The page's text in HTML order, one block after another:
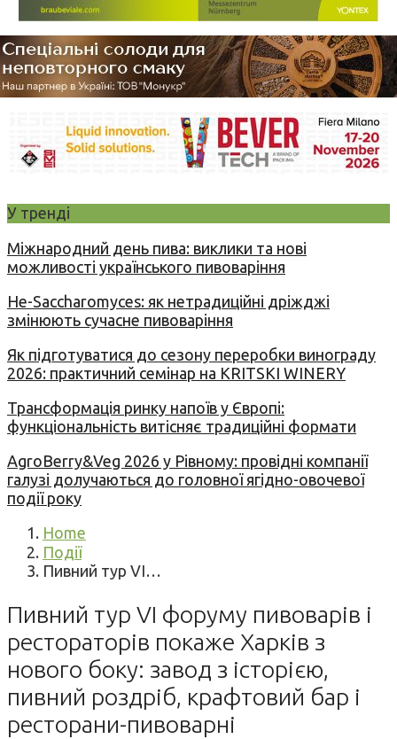
У тренді
Міжнародний день пива: виклики та нові
можливості українського пивоваріння
Не-Saccharomyces: як нетрадиційні дріжджі
змінюють сучасне пивоваріння
Як підготуватися до сезону переробки винограду
2026: практичний семінар на KRITSKI WINERY
Трансформація ринку напоїв у Європі:
функціональність витісняє традиційні формати
AgroBerry&Veg 2026 у Рівному: провідні компанії
галузі долучаються до головної ягідно-овочевої
події року
Home
Події
Пивний тур VI…
Пивний тур VI форуму пивоварів і
рестораторів покаже Харків з
нового боку: завод з історією,
пивний роздріб, крафтовий бар і
ресторани-пивоварні